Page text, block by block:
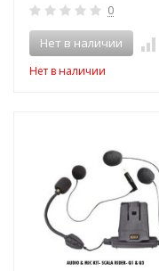
0
Нет в наличии
Нет в наличии